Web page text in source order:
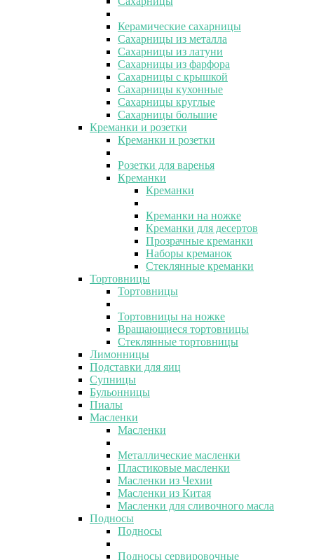
Керамические сахарницы
Сахарницы из металла
Сахарницы из латуни
Сахарницы из фарфора
Сахарницы с крышкой
Сахарницы кухонные
Сахарницы круглые
Сахарницы большие
Креманки и розетки
Креманки и розетки
Розетки для варенья
Креманки
Креманки
Креманки на ножке
Креманки для десертов
Прозрачные креманки
Наборы креманок
Стеклянные креманки
Тортовницы
Тортовницы
Тортовницы на ножке
Вращающиеся тортовницы
Стеклянные тортовницы
Лимонницы
Подставки для яиц
Супницы
Бульонницы
Пиалы
Масленки
Масленки
Металлические масленки
Пластиковые масленки
Масленки из Чехии
Масленки из Китая
Масленки для сливочного масла
Подносы
Подносы
Подносы сервировочные